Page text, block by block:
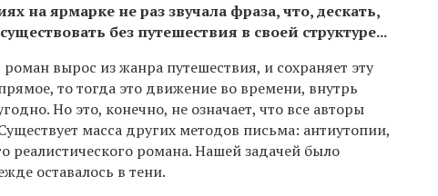
на ярмарке не раз звучала фраза, что, дескать,
без путешествия в своей структуре...
вырос из жанра путешествия, и сохраняет эту
то тогда это движение во времени, внутрь
Но это, конечно, не означает, что все авторы
масса других методов письма: антиутопии,
реалистического романа. Нашей задачей было
оставалось в тени.